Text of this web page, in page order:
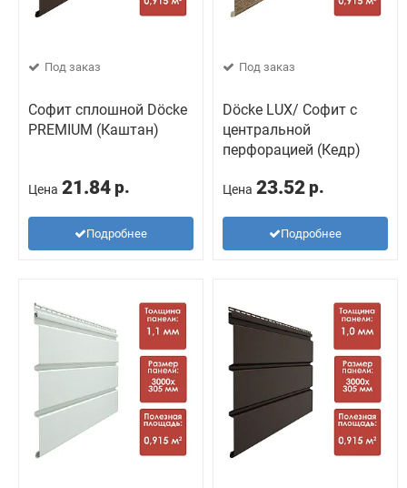
Под заказ
Софит сплошной Döcke
PREMIUM (Каштан)
Цена 21.84 р.
Подробнее
Под заказ
Döcke LUX/ Софит с
центральной
перфорацией (Кедр)
Цена 23.52 р.
Подробнее